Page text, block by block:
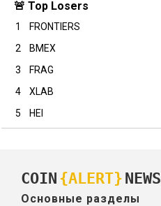
🚨 Top Losers
1 FRONTIERS
2
BMEX
3
FRAG
4
XLAB
5
HEI
COIN {ALERT} NEWS
Основные разделы